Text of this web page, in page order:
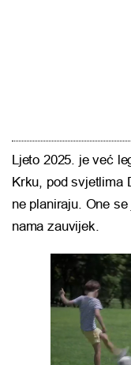
Ljeto 2025. je već
Krku, pod svjetlima
ne planiraju. One
nama zauvijek.